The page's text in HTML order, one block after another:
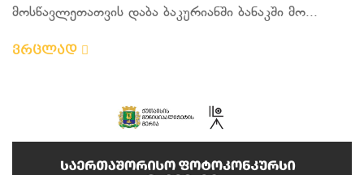
მოსწავლეთათვის დაბა ბაკურიანში ბანაკში მო...
ვრცლად